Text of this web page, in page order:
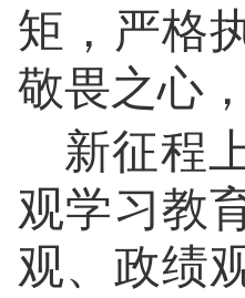
矩，严格
敬畏之心
新征程
观学习教
观、政绩